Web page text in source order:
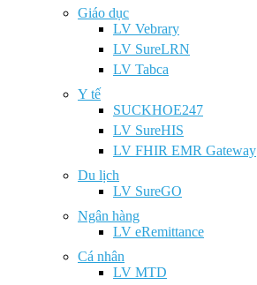
Giáo dục
LV Vebrary
LV SureLRN
LV Tabca
Y tế
SUCKHOE247
LV SureHIS
LV FHIR EMR Gateway
Du lịch
LV SureGO
Ngân hàng
LV eRemittance
Cá nhân
LV MTD